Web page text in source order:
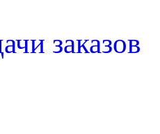
заказов